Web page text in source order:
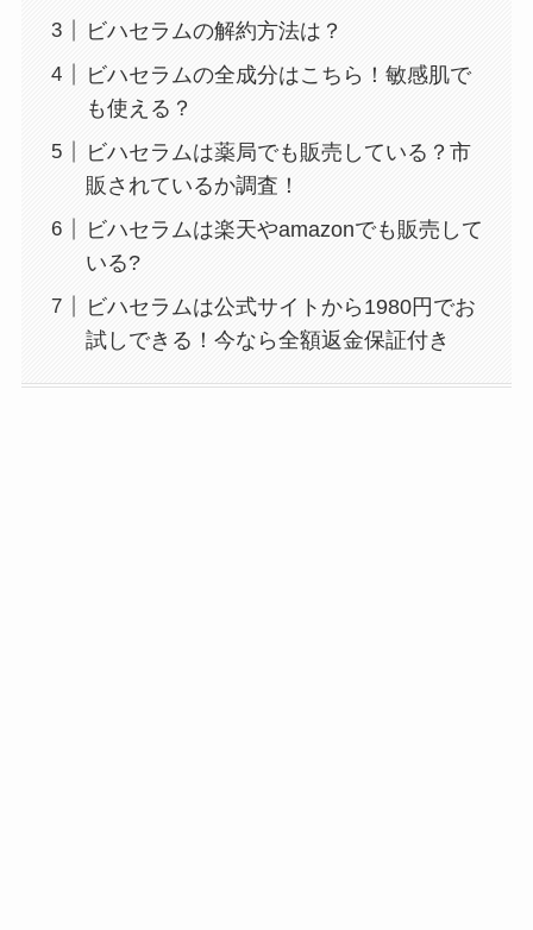
ビハセラムの解約方法は？
ビハセラムの全成分はこちら！敏感肌で
も使える？
ビハセラムは薬局でも販売している？市
販されているか調査！
ビハセラムは楽天やamazonでも販売して
いる?
ビハセラムは公式サイトから1980円でお
試しできる！今なら全額返金保証付き